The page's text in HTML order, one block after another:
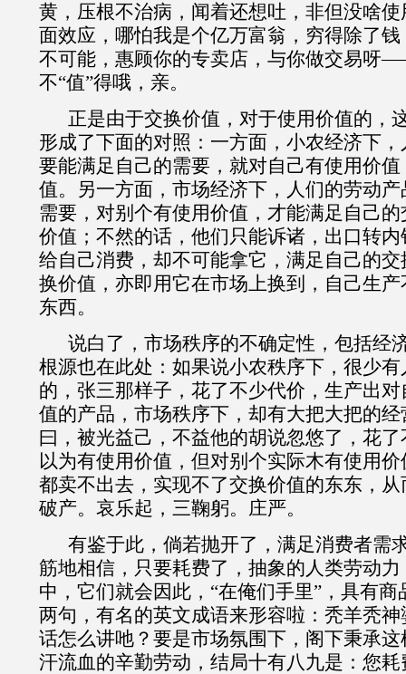
黄，压根不治病，闻着还想吐，非但没啥
面效应，哪怕我是个亿万富翁，穷得除了
不可能，惠顾你的专卖店，与你做交易呀
不“值”得哦，亲。
正是由于交换价值，对于使用价值的，
形成了下面的对照：一方面，小农经济下，
要能满足自己的需要，就对自己有使用价
值。另一方面， 市场经济下，人们的劳动
需要，对别个有使用价值，才能满足自己
价值；不然的话，他们只能诉诸，出口转
给自己消费，却不可能拿它，满足自己的
换价值，亦即用它在市场上换到，自己生
东西。
说白了，市场秩序的不确定性，包括经
根源也在此处：如果说小农秩序下，很少
的，张三那样子，花了不少代价，生产出
值的产品，市场秩序下，却有大把大把的
曰，被光益己，不益他的胡说忽悠了，花
以为有使用价值，但对别个实际木有使用
都卖不出去，实现不了交换价值的东东，
破产。哀乐起，三鞠躬。庄严。
有鉴于此，倘若抛开了，满足消费者需
筋地相信，只要耗费了，抽象的人类劳动
中，它们就会因此， “在俺们手里”， 具有商
两句，有名的英文成语来形容啦：秃羊秃
话怎么讲吔？要是市场氛围下，阁下秉承
汗流血 的辛勤劳动，结局十有八九是：您